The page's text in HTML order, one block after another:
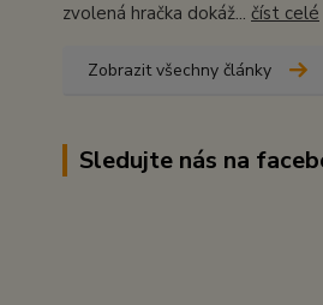
zvolená hračka dokáž... číst celé
Zobrazit všechny články
Sledujte nás na